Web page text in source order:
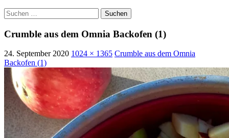
Suchen
nach:
Crumble aus dem Omnia Backofen (1)
24. September 2020 1024 × 1365 Crumble aus dem Omnia
Backofen (1)